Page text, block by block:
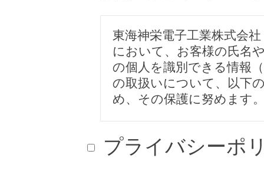
東海神栄電子工業株式会
において、お客様の氏名
の個人を識別できる情報
の取扱いについて、以下
め、その保護に努めます
にのみ使用し、ご提供い
プライバシーポ